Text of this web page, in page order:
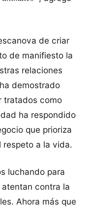
de criar
de manifiesto la
relaciones
demostrado
tratados como
ha respondido
que prioriza
respeto a la vida.
luchando para
contra la
Ahora más que